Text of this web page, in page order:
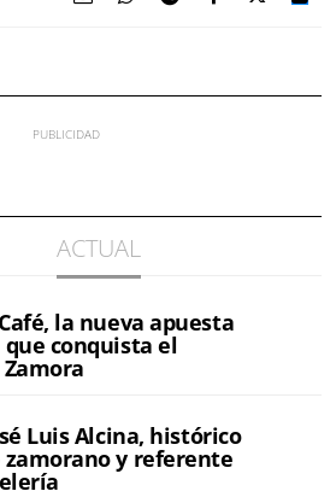
ACTUAL
la nueva apuesta
conquista el
Luis Alcina, histórico
y referente